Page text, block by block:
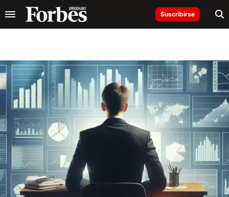
Suscribirse